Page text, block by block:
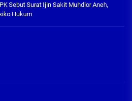
Sebut Surat Ijin Sakit Muhdlor Aneh,
Hukum